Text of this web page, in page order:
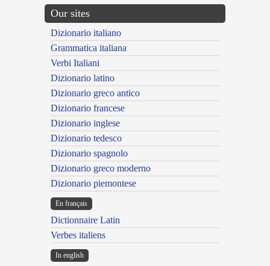
Our sites
Dizionario italiano
Grammatica italiana
Verbi Italiani
Dizionario latino
Dizionario greco antico
Dizionario francese
Dizionario inglese
Dizionario tedesco
Dizionario spagnolo
Dizionario greco moderno
Dizionario piemontese
En français
Dictionnaire Latin
Verbes italiens
In english